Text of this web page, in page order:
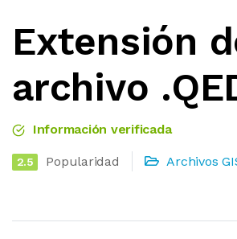
Extensión
archivo
Información verificada
2.5 Popularidad Archivos